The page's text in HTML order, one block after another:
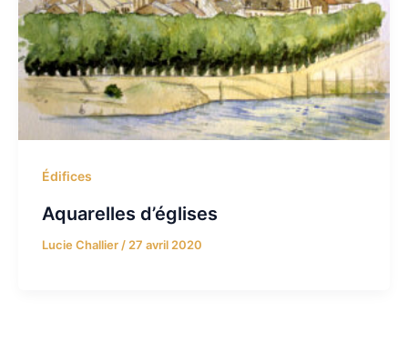
Édifices
Aquarelles d’églises
Lucie Challier / 27 avril 2020